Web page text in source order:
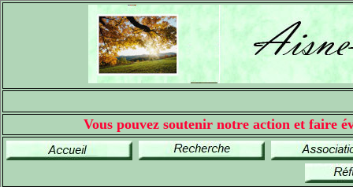
Vous pouvez soutenir notre action et faire